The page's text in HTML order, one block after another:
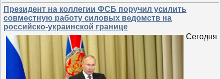
Президент на коллегии ФСБ поручил усилить
совместную работу силовых ведомств на
российско-украинской границе
Сегодня